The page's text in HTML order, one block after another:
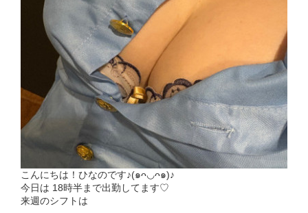
こんにちは！ひなのです♪(๑ᴖ◡ᴖ๑)♪
今日は 18時半まで出勤してます♡
来週のシフトは